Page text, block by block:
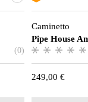
(0)
Caminetto
Pipe House
249,00 €